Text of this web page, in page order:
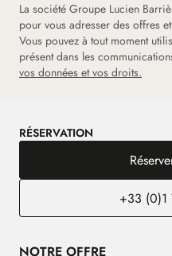
La société Groupe Lucien
pour vous adresser des offres
Vous pouvez à tout moment
présent dans les
vos données et vos droits.
RÉSERVATION
+33 (0)1
NOTRE OFFRE